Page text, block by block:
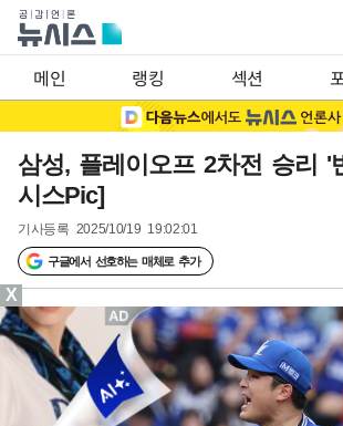
메인 랭킹 섹션
삼성, 플레이오프 2차전 승리 '
시스Pic]
기사등록 2025/10/19 19:02:01
구글에서 선호하는 매체로 추가
X